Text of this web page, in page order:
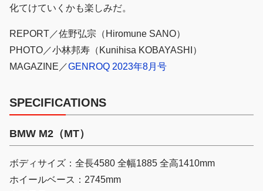
化てけていくかも楽しみだ。
REPORT／佐野弘宗（Hiromune SANO）
PHOTO／小林邦寿（Kunihisa KOBAYASHI）
MAGAZINE／GENROQ 2023年8月号
SPECIFICATIONS
BMW M2（MT）
ボディサイズ：全長4580 全幅1885 全高1410mm
ホイールベース：2745mm